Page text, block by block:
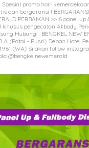
Spesial promo hari
dan bergaransi !
PERBAIKAN >> 6 panel
khusus pengecatan Allbody
Hubungi : BENGKEL NEW
A (Patal - Pusri) Depan Hotel
(WA) Silakan follow
@bengkelnewemerald